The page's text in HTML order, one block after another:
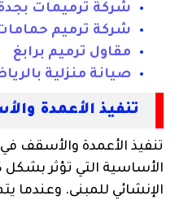
شركة ترميمات
شركة ترميم
مقاول ترميم برابغ
صيانة منزلية
تنفيذ الأعمدة
تنفيذ الأعمدة والأسقف
الأساسية التي تؤثر بشكل
الإنشائي للمبنى. وعندما